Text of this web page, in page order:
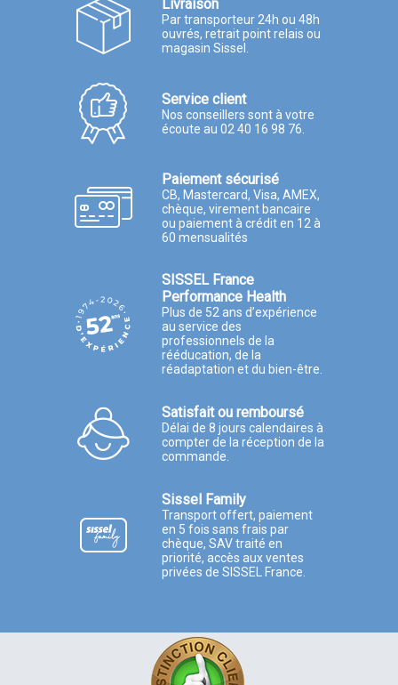
Livraison
Par transporteur 24h ou 48h
ouvrés, retrait point relais ou
magasin Sissel.
Service client
Nos conseillers sont à votre
écoute au 02 40 16 98 76.
Paiement sécurisé
CB, Mastercard, Visa, AMEX,
chèque, virement bancaire
ou paiement à crédit en 12 à
60 mensualités
SISSEL France
Performance Health
Plus de 52 ans d’expérience
au service des
professionnels de la
rééducation, de la
réadaptation et du bien-être.
Satisfait ou remboursé
Délai de 8 jours calendaires à
compter de la réception de la
commande.
Sissel Family
Transport offert, paiement
en 5 fois sans frais par
chèque, SAV traité en
priorité, accès aux ventes
privées de SISSEL France.